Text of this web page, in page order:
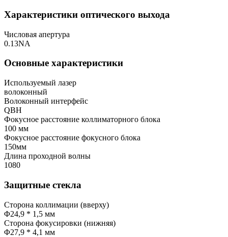
Характеристики оптического выхода
Числовая апертура
0.13NA
Основные характеристики
Используемый лазер
волоконный
Волоконный интерфейс
QBH
Фокусное расстояние коллиматорного блока
100 мм
Фокусное расстояние фокусного блока
150мм
Длина проходной волны
1080
Защитные стекла
Сторона коллимации (вверху)
Φ24,9 * 1,5 мм
Сторона фокусировки (нижняя)
Φ27,9 * 4,1 мм